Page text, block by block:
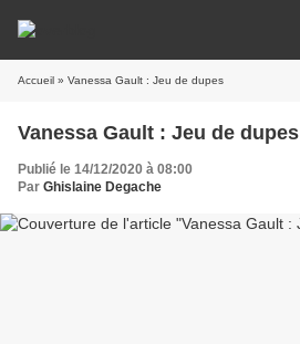
Accueil » Vanessa Gault : Jeu de dupes
Vanessa Gault : Jeu de dupes
Publié le 14/12/2020 à 08:00
Par Ghislaine Degache